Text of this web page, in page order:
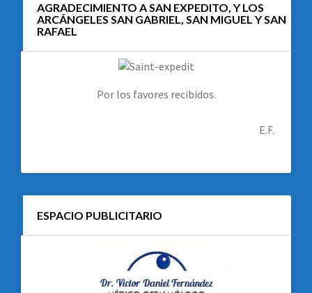
AGRADECIMIENTO A SAN EXPEDITO, Y LOS
ARCÁNGELES SAN GABRIEL, SAN MIGUEL Y SAN
RAFAEL
Por los favores recibidos.
E.F.
ESPACIO PUBLICITARIO